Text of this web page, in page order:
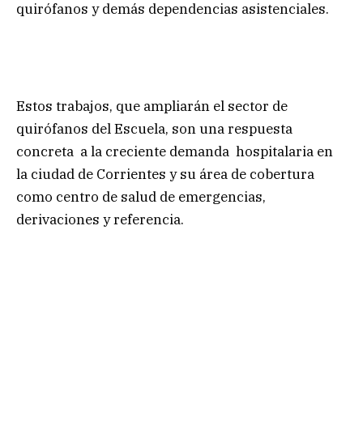
quirófanos y demás dependencias asistenciales.
Estos trabajos, que ampliarán el sector de
quirófanos del Escuela, son una respuesta
concreta a la creciente demanda hospitalaria en
la ciudad de Corrientes y su área de cobertura
como centro de salud de emergencias,
derivaciones y referencia.